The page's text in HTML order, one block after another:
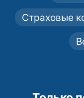
Страховые